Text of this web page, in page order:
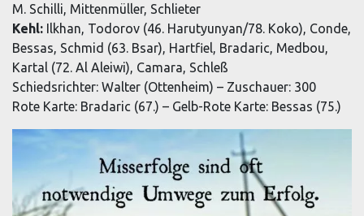
M. Schilli, Mittenmüller, Schlieter
Kehl: Ilkhan, Todorov (46. Harutyunyan/78. Koko), Conde,
Bessas, Schmid (63. Bsar), Hartfiel, Bradaric, Medbou,
Kartal (72. Al Aleiwi), Camara, Schleß
Schiedsrichter: Walter (Ottenheim) – Zuschauer: 300
Rote Karte: Bradaric (67.) – Gelb-Rote Karte: Bessas (75.)